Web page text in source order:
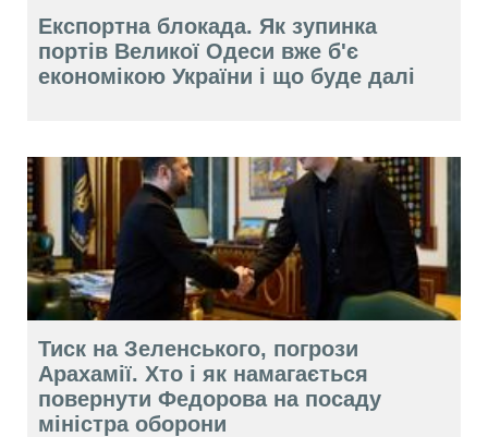
Експортна блокада. Як зупинка
портів Великої Одеси вже б'є
економікою України і що буде далі
Тиск на Зеленського, погрози
Арахамії. Хто і як намагається
повернути Федорова на посаду
міністра оборони